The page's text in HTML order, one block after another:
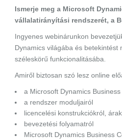
Ismerje meg a Microsoft
vállalatirányítási rendszerét, a
Ingyenes webinárunkon
Dynamics világába és betekintést
széleskörű funkcionalitásába.
Amiről biztosan szó lesz online
a Microsoft Dynamics
a rendszer moduljairól
licencelési konstrukciókról,
bevezetési folyamatról
Microsoft Dynamics Business